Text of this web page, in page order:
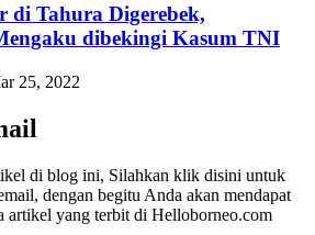
di Tahura Digerebek,
dibekingi Kasum TNI
25, 2022
di blog ini, Silahkan klik disini untuk
dengan begitu Anda akan mendapat
artikel yang terbit di Helloborneo.com